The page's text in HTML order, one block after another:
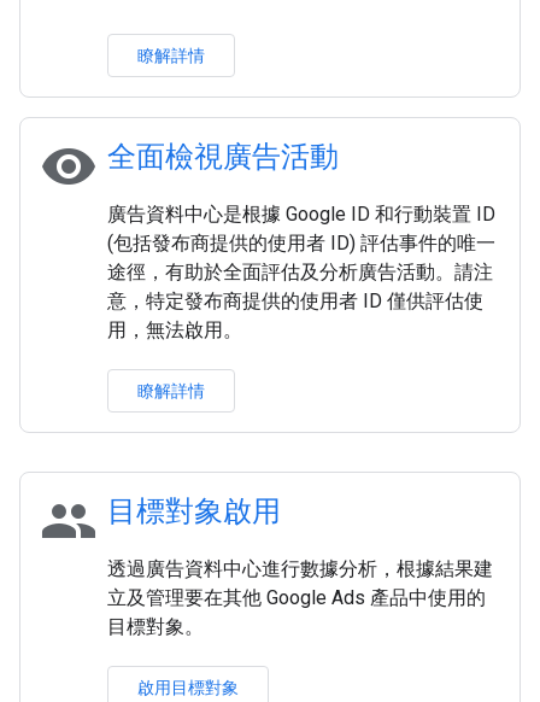
瞭解詳情
visibility 全面檢視廣告活動
廣告資料中心是根據 Google ID 和行動裝置 ID
(包括發布商提供的使用者 ID) 評估事件的唯一
途徑，有助於全面評估及分析廣告活動。請注
意，特定發布商提供的使用者 ID 僅供評估使
用，無法啟用。
瞭解詳情
people 目標對象啟用
透過廣告資料中心進行數據分析，根據結果建
立及管理要在其他 Google Ads 產品中使用的
目標對象。
啟用目標對象